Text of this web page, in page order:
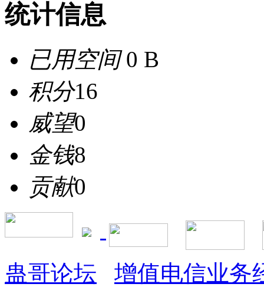
统计信息
已用空间0 B
积分16
威望0
金钱8
贡献0
蛊哥论坛
增值电信业务